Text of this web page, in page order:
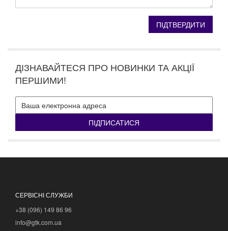
ДІЗНАВАЙТЕСЯ ПРО НОВИНКИ ТА АКЦІЇ
ПЕРШИМИ!
ПІДПИСАТИСЯ
СЕРВІСНІ СЛУЖБИ
+38 (096) 149 86 96
info@gtk.com.ua